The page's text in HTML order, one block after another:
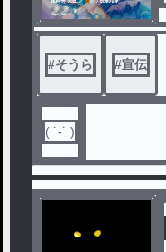
#そうら #宣伝
( ˙-˙ )